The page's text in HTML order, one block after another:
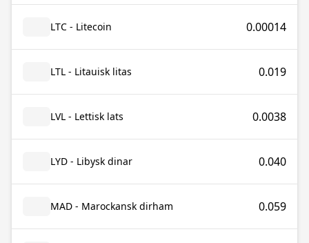
LTC - Litecoin 0.00014
LTL - Litauisk litas 0.019
LVL - Lettisk lats 0.0038
LYD - Libysk dinar 0.040
MAD - Marockansk dirham 0.059